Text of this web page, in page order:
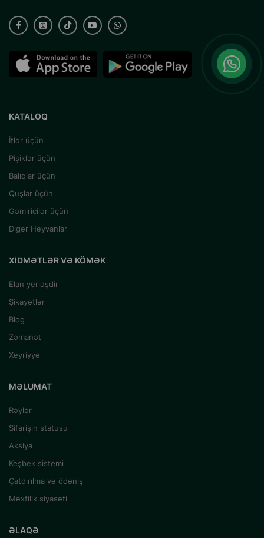
KATALOQ
İtlər üçün
Pişiklər üçün
Balıqlar üçün
Quşlar üçün
Gəmiricilər üçün
Digər Heyvanlar
XIDMƏTLƏR VƏ KÖMƏK
Elan yerləşdir
Şikayətlər
Blog
Zəmanət
Xeyriyyə
MƏLUMAT
Rəylər
Sifarişin statusu
Aksiya
Keşbek sistemi
Çatdırılma və ödəniş
Məxfilik siyasəti
ƏLAQƏ